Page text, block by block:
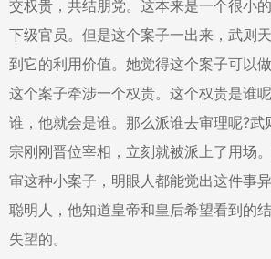
交权贵，共结朋党。这本来是一个很小
下级官员。但是这个案子一出来，武则
到它的利用价值。她觉得这个案子可以
这个案子牵涉一个权贵。这个权贵是谁
谁，他就会是谁。那么派谁去审理呢?武
宗刚刚晋位宰相，立刻就被派上了用场
审这种小案子，明眼人都能觉出这件事
聪明人，他知道皇帝和皇后希望看到的
失望的。